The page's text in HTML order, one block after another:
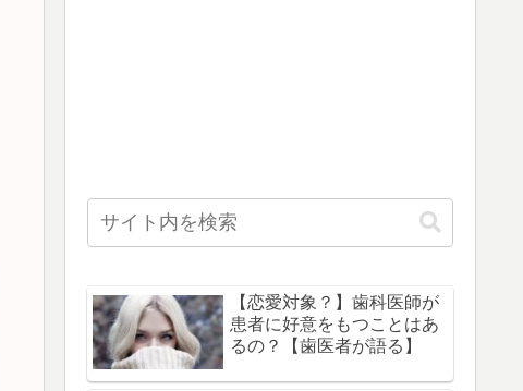
【恋愛対象？】歯科医師が
患者に好意をもつことはあ
るの？【歯医者が語る】